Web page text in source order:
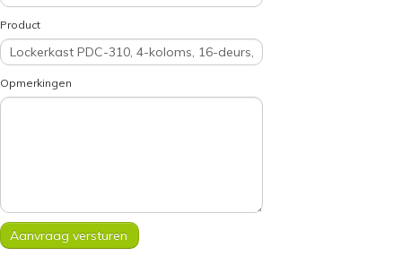
Product
Opmerkingen